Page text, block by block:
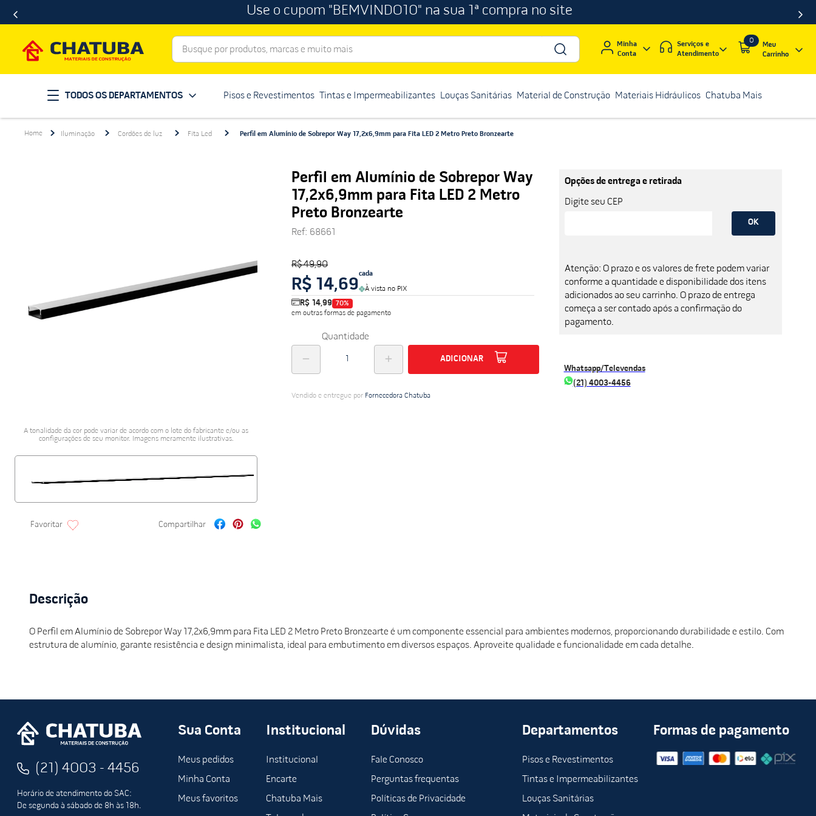
Use o cupom "BEMVINDO10" na sua 1ª compra no site
Busque por produtos, marcas e muito mais
Minha
Conta
Serviços e
Atendimento
0
TODOS OS DEPARTAMENTOS Pisos e Revestimentos Tintas e Impermeabilizantes Louças Sanitárias Material de Construção Materiais Hidráulicos Chatuba Mais
Iluminação Cordões de luz Fita Led Perfil em Alumínio de Sobrepor Way 17,2x6,9mm para Fita LED 2 Metro Preto Bronzearte
A tonalidade da cor pode variar de acordo com o lote do fabricante e/ou as
configurações de seu monitor. Imagens meramente ilustrativas.
Perfil em Alumínio de Sobrepor Way
17,2x6,9mm para Fita LED 2 Metro
Preto Bronzearte
Ref: 68661
R$ 49,90
R$ 14,69
cada
À vista no PIX
R$ 14,99 70%
em outras formas de pagamento
Quantidade
ADICIONAR
Vendido e entregue por Fornecedora Chatuba
Opções de entrega e retirada
Digite seu CEP
OK
Atenção: O prazo e os valores de frete podem variar
conforme a quantidade e disponibilidade dos itens
adicionados ao seu carrinho. O prazo de entrega
começa a ser contado após a confirmação do
pagamento.
Whatsapp/Televendas
(21) 4003-4456
Descrição
O Perfil em Alumínio de Sobrepor Way 17,2x6,9mm para Fita LED 2 Metro Preto Bronzearte é um componente essencial para ambientes modernos, proporcionando durabilidade e estilo. Com
estrutura de alumínio, garante resistência e design minimalista, ideal para embutimento em diversos espaços. Aproveite qualidade e funcionalidade em cada detalhe.
(21) 4003 - 4456
Horário de atendimento do SAC:
De segunda à sábado de 8h às 18h.
Sua Conta
Meus pedidos
Minha Conta
Meus favoritos
Institucional
Institucional
Encarte
Chatuba Mais
Dúvidas
Fale Conosco
Perguntas frequentas
Políticas de Privacidade
Departamentos
Pisos e Revestimentos
Tintas e Impermeabilizantes
Louças Sanitárias
Formas de pagamento
1º porcelanato
2º telha
telhas
10º porcelanato acetinado